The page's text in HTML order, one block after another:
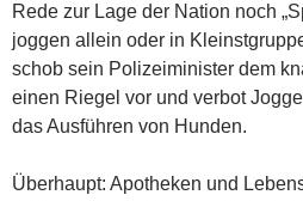
Rede zur Lage der Nation noch
joggen allein oder in
schob sein Polizeiminister dem
einen Riegel vor und verbot
das Ausführen von Hunden.
Überhaupt: Apotheken und